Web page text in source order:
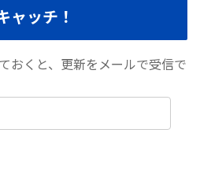
ャッチ！
おくと、更新をメールで受信で